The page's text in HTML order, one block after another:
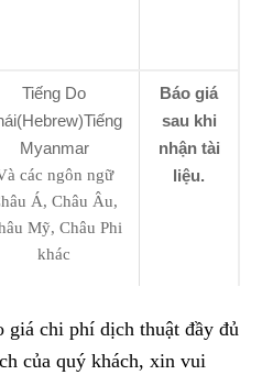
Tiếng Do
Myanmar
các ngôn ngữ
Á, Châu Âu,
Mỹ, Châu Phi
khác
Báo giá
sau khi
nhận tài
liệu.
giá chi phí dịch thuật đầy đủ
của quý khách, xin vui